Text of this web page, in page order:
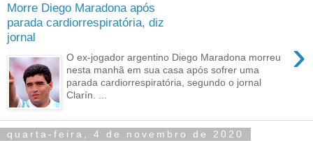
Morre Diego Maradona após
parada cardiorrespiratória, diz
jornal
›
O ex-jogador argentino Diego Maradona morreu
nesta manhã em sua casa após sofrer uma
parada cardiorrespiratória, segundo o jornal
Clarín. ...
quarta-feira, 4 de novembro de 2020